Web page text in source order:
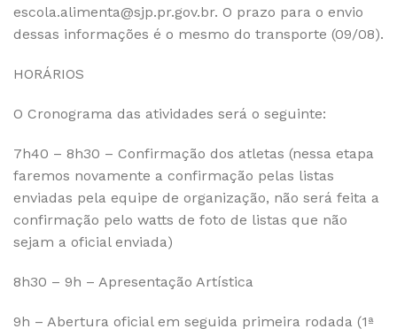
escola.alimenta@sjp.pr.gov.br. O prazo para o envio
dessas informações é o mesmo do transporte (09/08).
HORÁRIOS
O Cronograma das atividades será o seguinte:
7h40 – 8h30 – Confirmação dos atletas (nessa etapa
faremos novamente a confirmação pelas listas
enviadas pela equipe de organização, não será feita a
confirmação pelo watts de foto de listas que não
sejam a oficial enviada)
8h30 – 9h – Apresentação Artística
9h – Abertura oficial em seguida primeira rodada (1ª